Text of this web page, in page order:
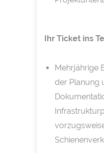
Ihr Ticket ins
Mehrjährige
der Planung